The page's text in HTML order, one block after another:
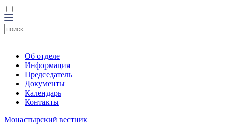
Об отделе
Информация
Председатель
Документы
Календарь
Контакты
Монастырский вестник